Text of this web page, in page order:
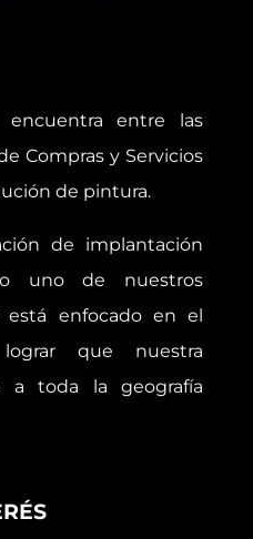
entre las
Compras y Servicios
de pintura.
de implantación
uno de nuestros
está enfocado en el
que nuestra
a toda la geografía